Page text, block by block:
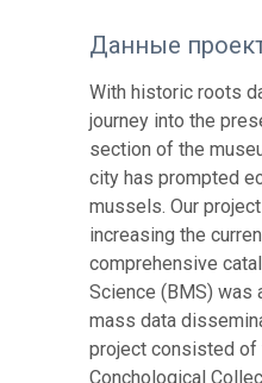
Данные
With historic roots
journey into the
section of the
city has prompted
mussels. Our
increasing the
comprehensive
Science (BMS) was
mass data
project consisted of
Conchological